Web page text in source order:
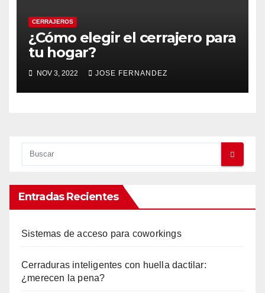
CERRAJEROS
¿Cómo elegir el cerrajero para
tu hogar?
NOV 3, 2022 JOSE FERNANDEZ
Entradas Recientes
Sistemas de acceso para coworkings
Cerraduras inteligentes con huella dactilar:
¿merecen la pena?